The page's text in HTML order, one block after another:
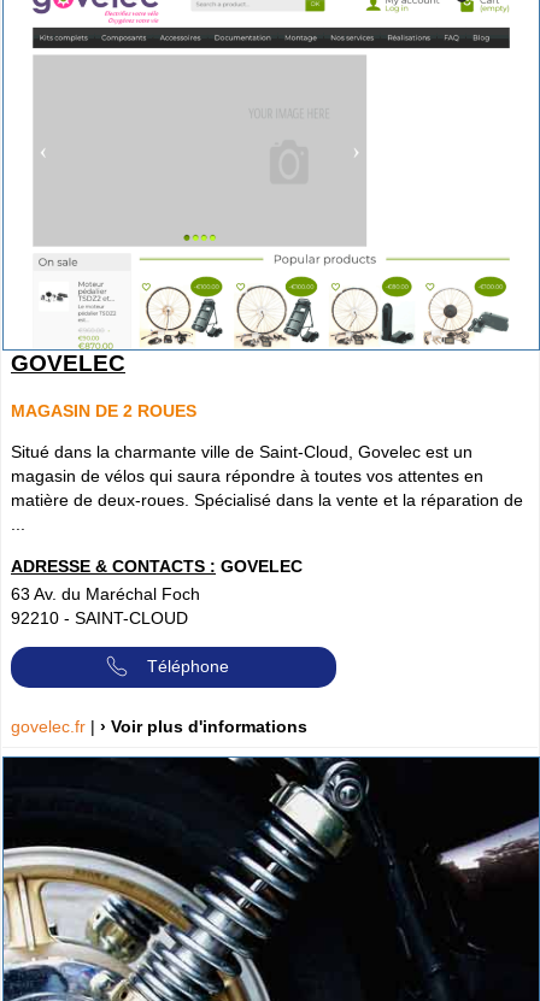
GOVELEC
MAGASIN DE 2 ROUES
Situé dans la charmante ville de Saint-Cloud, Govelec est un
magasin de vélos qui saura répondre à toutes vos attentes en
matière de deux-roues. Spécialisé dans la vente et la réparation de
...
ADRESSE & CONTACTS : GOVELEC
63 Av. du Maréchal Foch
92210 - SAINT-CLOUD
Téléphone
govelec.fr | › Voir plus d'informations